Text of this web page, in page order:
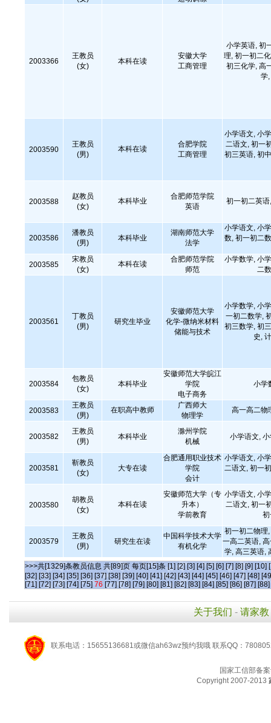
2003366
王教员
(女)
本科在读
安徽大学
工商管理
小学英语, 初
理, 初一初二
初三化学, 高
学
2003590
王教员
(男)
本科在读
合肥学院
工商管理
小学语文, 小
二语文, 初一
初三英语, 初
2003588
赵教员
(女)
本科毕业
合肥师范学院
英语
初一初二英
2003586
潘教员
(男)
本科毕业
湖南师范大学
法学
小学语文, 小
数, 初一初二
2003585
宋教员
(女)
本科在读
合肥师范学院
师范
小学数学, 小
二
2003561
丁教员
(男)
研究生毕业
安徽师范大学
化学-微纳米材料
储能与技术
小学数学, 小
一初二数学,
初三数学, 初
史,
2003584
包教员
(女)
本科毕业
安徽师范大学皖江
学院
电子商务
小学
2003583
王教员
(男)
在职高中教师
广西师大
物理学
高一高二物
2003582
王教员
(男)
本科毕业
滁州学院
机械
小学语文,
2003581
靳教员
(女)
大专在读
合肥通用职业技术
学院
会计
小学语文, 小
二语文, 初一
2003580
胡教员
(女)
本科在读
安徽师范大学（专
升本）
学前教育
小学语文, 小
二语文, 初一
2003579
王教员
(男)
研究生在读
中国科学技术大学
有机化学
初一初二物理
一高二英语,
学, 高三英语,
>>>共[1329]条教员信息 共[89]页 每页[15]条 [1] [2] [3] [4] [5] [6] [7] [8] [9] [10]
[32] [33] [34] [35] [36] [37] [38] [39] [40] [41] [42] [43] [44] [45] [46] [47] [48]
[71] [72] [73] [74] [75] 76 [77] [78] [79] [80] [81] [82] [83] [84] [85] [86] [87] [88]
关于我们 - 请家教
联系电话：15655136681或微信ah63wz预约我哦 联系QQ：
国家工信部备
Copyright 2007-2013